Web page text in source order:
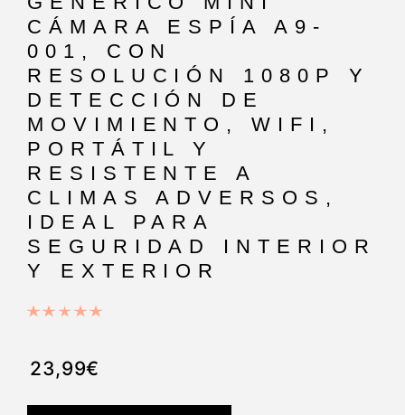
CÁMARA ESPÍA A9-
001, CON
RESOLUCIÓN 1080P Y
DETECCIÓN DE
MOVIMIENTO, WIFI,
PORTÁTIL Y
RESISTENTE A
CLIMAS ADVERSOS,
IDEAL PARA
SEGURIDAD INTERIOR
Y EXTERIOR
23,99€